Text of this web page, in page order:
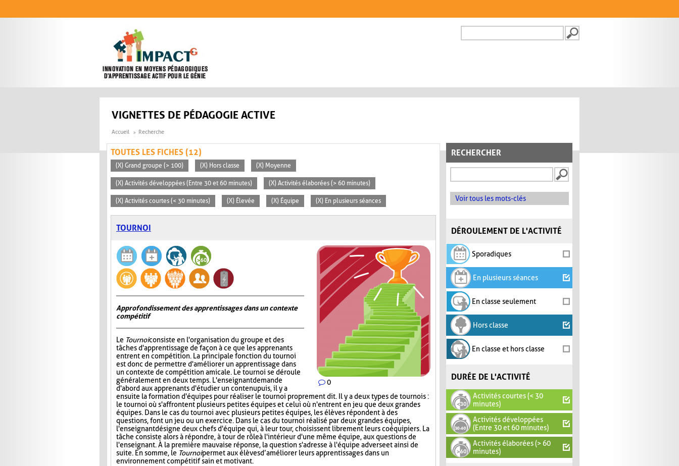
FORMULAIRE DE
VIGNETTES DE PÉDAGOGIE ACTIVE
Accueil Recherche
RECHERCHER
Voir tous les mots-clés
DÉROULEMENT DE L'ACTIVITÉ
Sporadiques
En plusieurs séances
En classe seulement
Hors classe
En classe et hors classe
DURÉE DE L'ACTIVITÉ
Activités courtes (< 30
minutes)
Activités développées
(Entre 30 et 60 minutes)
Activités élaborées (> 60
minutes)
TOUTES LES FICHES (12)
(X) Grand groupe (> 100) (X) Hors classe (X) Moyenne
(X) Activités développées (Entre 30 et 60 minutes) (X) Activités élaborées (> 60 minutes)
(X) Activités courtes (< 30 minutes) (X) Élevée (X) Équipe (X) En plusieurs séances
TOURNOI
0
Approfondissement des apprentissages dans un contexte
compétitif
Le Tournoiconsiste en l'organisation du groupe et des
tâches d'apprentissage de façon à ce que les apprenants
entrent en compétition. La principale fonction du tournoi
est donc de permettre d'améliorer un apprentissage dans
un contexte de compétition amicale. Le tournoi se déroule
généralement en deux temps. L'enseignant demande
d'abord aux apprenants d'étudier un contenu puis, il y a
ensuite la formation d'équipes pour réaliser le tournoi proprement dit. Il y a deux types de tournois :
le tournoi où s'affrontent plusieurs petites équipes et celui où n'entrent en jeu que deux grandes
équipes. Dans le cas du tournoi avec plusieurs petites équipes, les élèves répondent à des
questions, font un jeu ou un exercice. Dans le cas du tournoi réalisé par deux grandes équipes,
l'enseignant désigne deux chefs d'équipe qui, à leur tour, choisissent librement leurs coéquipiers. La
tâche consiste alors à répondre, à tour de rôle à l'intérieur d'une même équipe, aux questions de
l'enseignant. À la première mauvaise réponse, la question s'adresse à l'équipe adverse et ainsi de
suite. En somme, le Tournoipermet aux élèves d’améliorer leurs apprentissages dans un
environnement compétitif sain et motivant.